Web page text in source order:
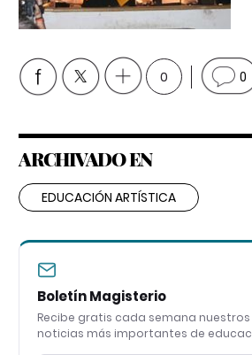
0 0
ARCHIVADO EN
EDUCACIÓN ARTÍSTICA
Boletín Magisterio
Recibe gratis cada semana
noticias más importantes de